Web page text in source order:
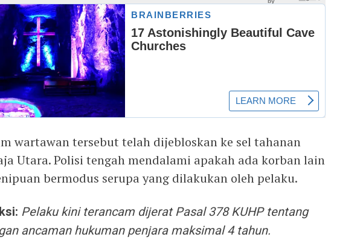
wartawan tersebut telah dijebloskan ke sel tahanan
Utara. Polisi tengah mendalami apakah ada korban lain
bermodus serupa yang dilakukan oleh pelaku.
Pelaku kini terancam dijerat Pasal 378 KUHP tentang
ancaman hukuman penjara maksimal 4 tahun.